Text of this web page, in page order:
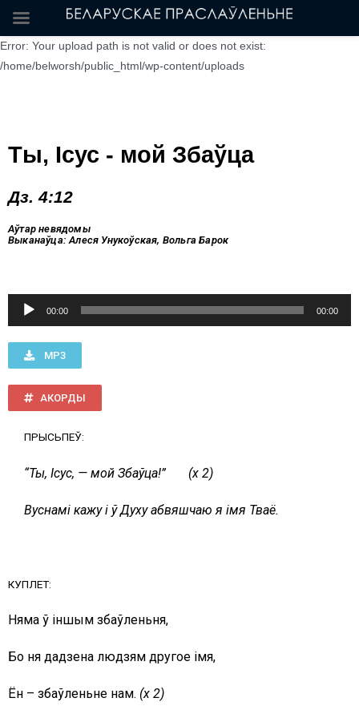
Error: Your upload path is not valid or does not exist:
/home/belworsh/public_html/wp-content/uploads
Ты, Ісус - мой Збаўца
Дз. 4:12
Аўтар невядомы
Выканаўца: Алеся Унукоўская, Вольга Барок
ПРЫСЬПЕЎ:
“Ты, Ісус, — мой Збаўца!” (х 2)
Вуснамі кажу і ў Духу абвяшчаю я імя Тваё.
КУПЛЕТ:
Няма ў іншым збаўленьня,
Бо ня дадзена людзям другое імя,
Ён – збаўленьне нам. (х 2)
Аудиоплеер
00:00 00:00
MP3
АКОРДЫ